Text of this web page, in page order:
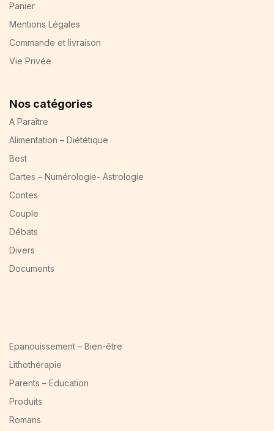
Panier
Mentions Légales
Commande et livraison
Vie Privée
Nos catégories
A Paraître
Alimentation – Diététique
Best
Cartes – Numérologie- Astrologie
Contes
Couple
Débats
Divers
Documents
Epanouissement – Bien-être
Lithothérapie
Parents – Education
Produits
Romans